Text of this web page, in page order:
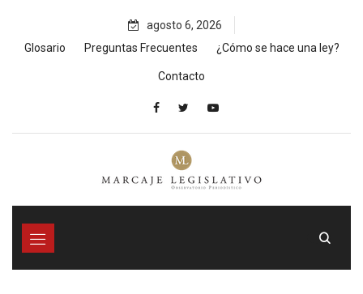
content
agosto 6, 2026
Glosario
Preguntas Frecuentes ¿Cómo se hace una ley?
Contacto